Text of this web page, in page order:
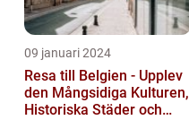
09 januari 2024
Resa till Belgien - Upplev
den Mångsidiga Kulturen,
Historiska Städer och